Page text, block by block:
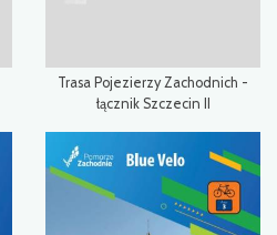
Trasa Pojezierzy Zachodnich -
łącznik Szczecin II